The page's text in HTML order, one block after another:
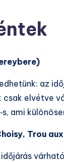
az
csak elvétve
ami
Trou